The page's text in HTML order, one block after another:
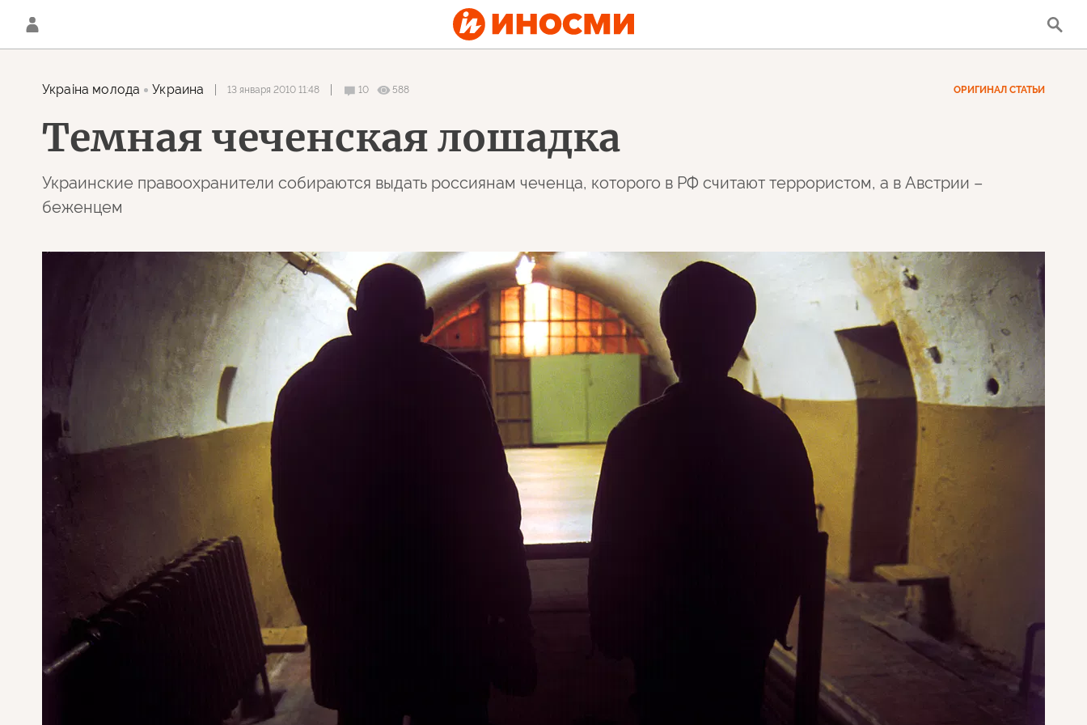
Украiна молода Украина 13 января 2010 11:48 10 588 ОРИГИНАЛ СТАТЬИ
Темная чеченская лошадка
Украинские правоохранители собираются выдать россиянам чеченца, которого в РФ считают террористом, а в Австрии –
беженцем